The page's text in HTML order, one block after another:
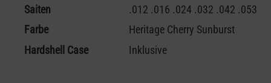
Saiten
.012 .016 .024 .032 .042 .053
Farbe
Heritage Cherry Sunburst
Hardshell Case
Inklusive